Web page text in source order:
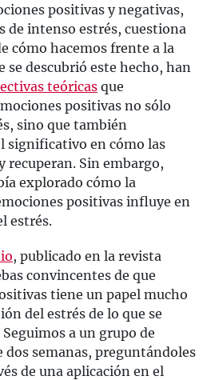
positivas y negativas,
de intenso estrés, cuestiona
cómo hacemos frente a la
se descubrió este hecho, han
teóricas que
positivas no sólo
sino que también
significativo en cómo las
recuperan. Sin embargo,
explorado cómo la
positivas influye en
estrés.
, publicado en la revista
convincentes de que
tiene un papel mucho
del estrés de lo que se
a un grupo de
semanas, preguntándoles
de una aplicación en el